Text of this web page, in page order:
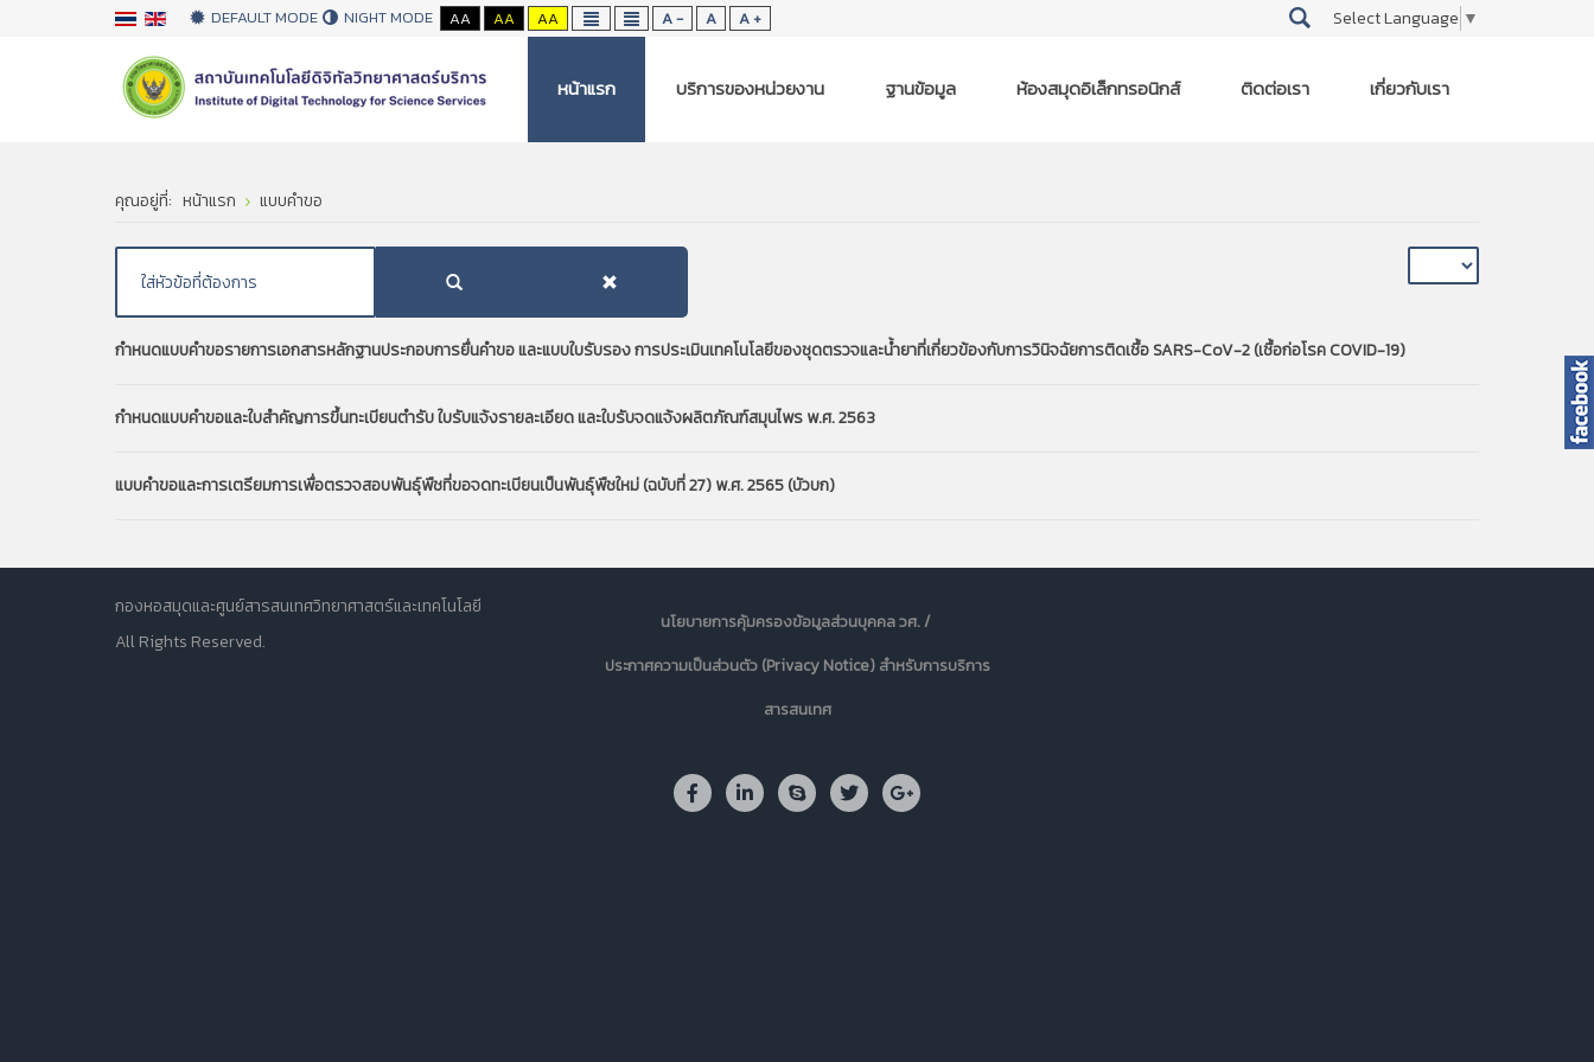
DEFAULT MODE NIGHT MODE AA AA AA A - A A + Select Language ▼
หน้าแรก บริการของหน่วยงาน ฐานข้อมูล ห้องสมุดอิเล็กทรอนิกส์ ติดต่อเรา เกี่ยวกับเรา
คุณอยู่ที่: หน้าแรก แบบคำขอ
กำหนดแบบคำขอรายการเอกสารหลักฐานประกอบการยื่นคำขอ และแบบใบรับรอง การประเมินเทคโนโลยีของชุดตรวจและน้ำยาที่เกี่ยวข้องกับการวินิจฉัยการติดเชื้อ SARS-CoV-2 (เชื้อก่อโรค COVID-19)
กำหนดแบบคำขอและใบสำคัญการขึ้นทะเบียนตำรับ ใบรับแจ้งรายละเอียด และใบรับจดแจ้งผลิตภัณฑ์สมุนไพร พ.ศ. 2563
แบบคำขอและการเตรียมการเพื่อตรวจสอบพันธุ์พืชที่ขอจดทะเบียนเป็นพันธุ์พืชใหม่ (ฉบับที่ 27) พ.ศ. 2565 (บัวบก)
กองหอสมุดและศูนย์สารสนเทศวิทยาศาสตร์และเทคโนโลยี
All Rights Reserved.
นโยบายการคุ้มครองข้อมูลส่วนบุคคล วศ. /
ประกาศความเป็นส่วนตัว (Privacy Notice) สำหรับการบริการ
สารสนเทศ